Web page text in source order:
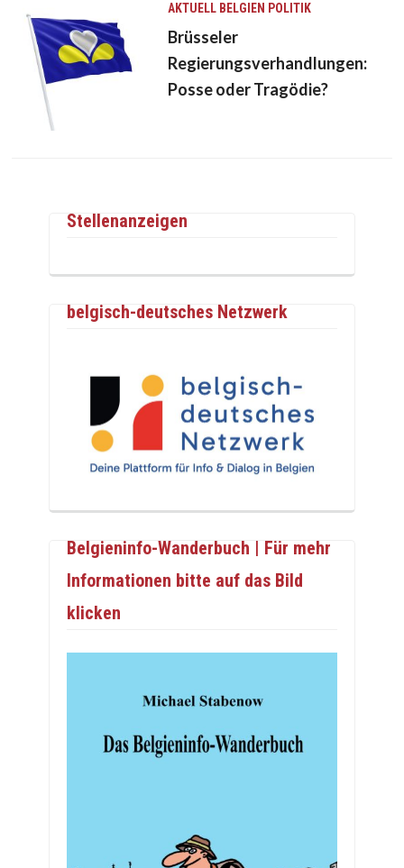
AKTUELL BELGIEN POLITIK
Brüsseler
Regierungsverhandlungen:
Posse oder Tragödie?
Stellenanzeigen
belgisch-deutsches Netzwerk
Belgieninfo-Wanderbuch | Für mehr
Informationen bitte auf das Bild
klicken